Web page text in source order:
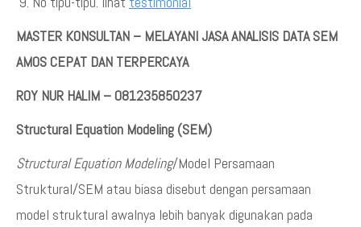
MASTER KONSULTAN – MELAYANI JASA ANALISIS DATA SEM
AMOS CEPAT DAN TERPERCAYA
ROY NUR HALIM – 081235850237
Structural Equation Modeling (SEM)
Structural Equation Modeling/Model Persamaan
Struktural/SEM atau biasa disebut dengan persamaan
model struktural awalnya lebih banyak digunakan pada